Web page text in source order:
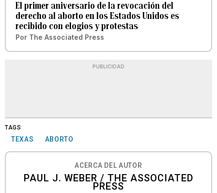
El primer aniversario de la revocación del
derecho al aborto en los Estados Unidos es
recibido con elogios y protestas
Por The Associated Press
PUBLICIDAD
TAGS
TEXAS ABORTO
ACERCA DEL AUTOR
PAUL J. WEBER / THE ASSOCIATED
PRESS